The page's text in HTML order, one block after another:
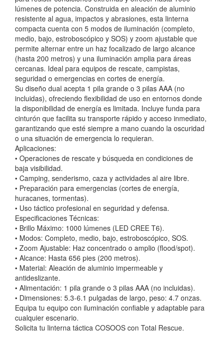
lúmenes de potencia. Construida en aleación de aluminio
resistente al agua, impactos y abrasiones, esta linterna
compacta cuenta con 5 modos de iluminación (completo,
medio, bajo, estroboscópico y SOS) y zoom ajustable que
permite alternar entre un haz focalizado de largo alcance
(hasta 200 metros) y una iluminación amplia para áreas
cercanas. Ideal para equipos de rescate, campistas,
seguridad o emergencias en cortes de energía.
Su diseño dual acepta 1 pila grande o 3 pilas AAA (no
incluidas), ofreciendo flexibilidad de uso en entornos donde
la disponibilidad de energía es limitada. Incluye funda para
cinturón que facilita su transporte rápido y acceso inmediato,
garantizando que esté siempre a mano cuando la oscuridad
o una situación de emergencia lo requieran.
Aplicaciones:
• Operaciones de rescate y búsqueda en condiciones de
baja visibilidad.
• Camping, senderismo, caza y actividades al aire libre.
• Preparación para emergencias (cortes de energía,
huracanes, tormentas).
• Uso táctico profesional en seguridad y defensa.
Especificaciones Técnicas:
• Brillo Máximo: 1000 lúmenes (LED CREE T6).
• Modos: Completo, medio, bajo, estroboscópico, SOS.
• Zoom Ajustable: Haz concentrado o amplio (flood/spot).
• Alcance: Hasta 656 pies (200 metros).
• Material: Aleación de aluminio impermeable y
antideslizante.
• Alimentación: 1 pila grande o 3 pilas AAA (no incluidas).
• Dimensiones: 5.3-6.1 pulgadas de largo, peso: 4.7 onzas.
Equipa tu equipo con iluminación confiable y adaptable para
cualquier escenario.
Solicita tu linterna táctica COSOOS con Total Rescue.